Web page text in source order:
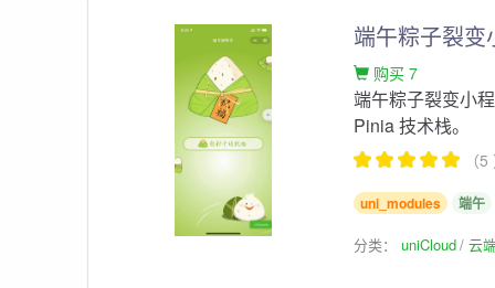
端午粽子裂
购买 7
端午粽子裂变小
Pinia 技术栈。
（
uni_modules 端午
分类：uniCloud 云